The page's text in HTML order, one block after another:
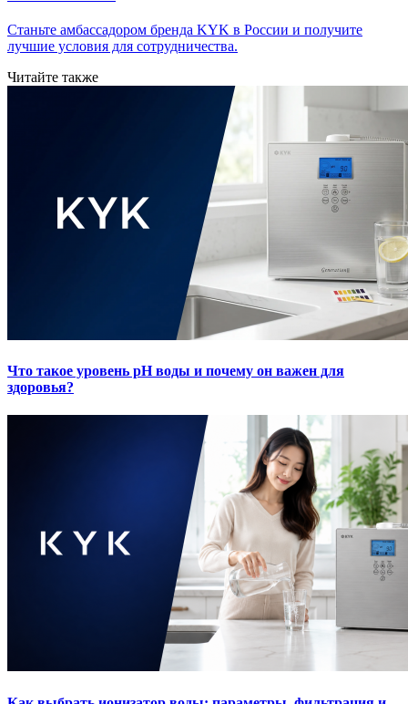
Станьте амбассадором бренда KYK в России и получите
лучшие условия для сотрудничества.
Читайте также
Что такое уровень pH воды и почему он важен для
здоровья?